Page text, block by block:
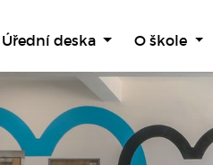
Úřední deska O škole